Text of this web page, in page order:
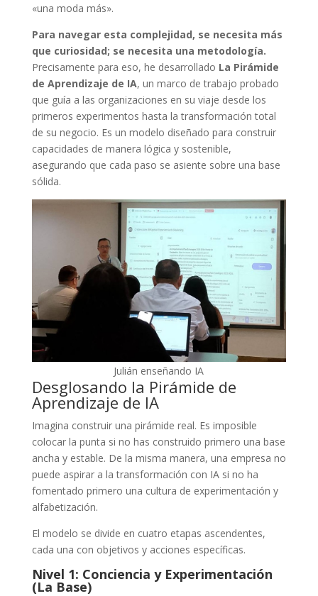
«una moda más».
Para navegar esta complejidad, se necesita más
que curiosidad; se necesita una metodología.
Precisamente para eso, he desarrollado La Pirámide
de Aprendizaje de IA, un marco de trabajo probado
que guía a las organizaciones en su viaje desde los
primeros experimentos hasta la transformación total
de su negocio. Es un modelo diseñado para construir
capacidades de manera lógica y sostenible,
asegurando que cada paso se asiente sobre una base
sólida.
Julián enseñando IA
Desglosando la Pirámide de
Aprendizaje de IA
Imagina construir una pirámide real. Es imposible
colocar la punta si no has construido primero una base
ancha y estable. De la misma manera, una empresa no
puede aspirar a la transformación con IA si no ha
fomentado primero una cultura de experimentación y
alfabetización.
El modelo se divide en cuatro etapas ascendentes,
cada una con objetivos y acciones específicas.
Nivel 1: Conciencia y Experimentación
(La Base)